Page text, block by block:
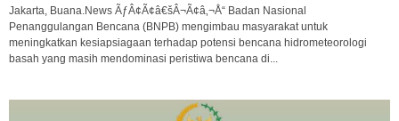
Jakarta, Buana.News ÃƒÂ¢Ã¢â€šÂ¬Ã¢â‚¬Å“ Badan Nasional
Penanggulangan Bencana (BNPB) mengimbau masyarakat untuk
meningkatkan kesiapsiagaan terhadap potensi bencana hidrometeorologi
basah yang masih mendominasi peristiwa bencana di...